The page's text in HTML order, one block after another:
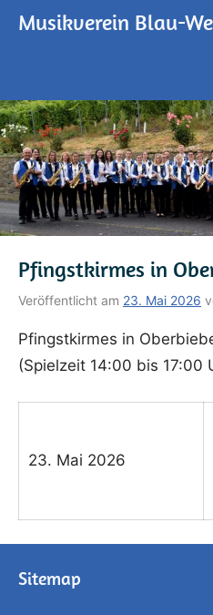
ZumMusikverein Blau-
Pfingstkirmes in
Veröffentlicht am 23. Mai 2026
Pfingstkirmes in
(Spielzeit 14:00 bis 17:00
23. Mai 2026
Sitemap